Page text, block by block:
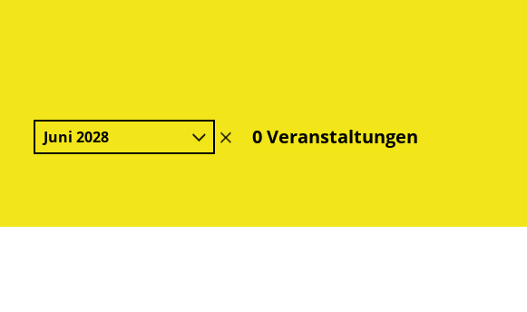
Juni 2028
Filter0 Veranstaltungen